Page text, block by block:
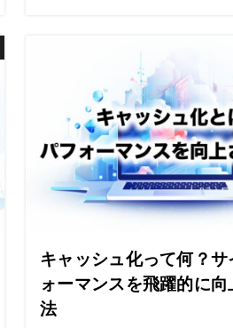
キャッシュ化って何？
ォーマンスを飛躍的に
法